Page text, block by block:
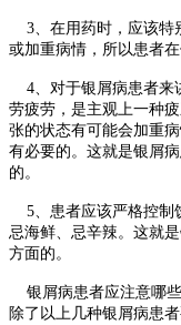
3、在用药时，应该特
或加重病情，所以患者
4、对于银屑病患者来
劳疲劳，是主观上一种
张的状态有可能会加重
有必要的。这就是银屑
的。
5、患者应该严格控制
忌海鲜、忌辛辣。这就
方面的。
银屑病患者应注意哪些
除了以上几种银屑病患